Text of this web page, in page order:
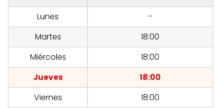
Lunes
-
Martes
18:00
Miércoles
18:00
Jueves
18:00
Viernes
18:00